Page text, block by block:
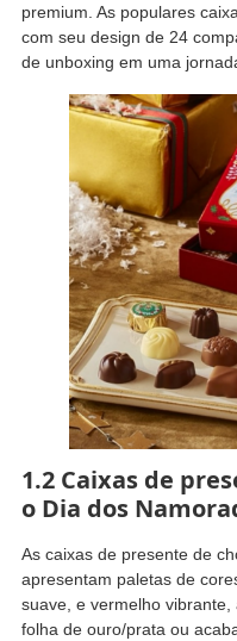
premium. As populares
com seu design de 24
de unboxing em uma
1.2 Caixas de
o Dia dos
As caixas de presente de
apresentam paletas de
suave, e vermelho
folha de ouro/prata ou